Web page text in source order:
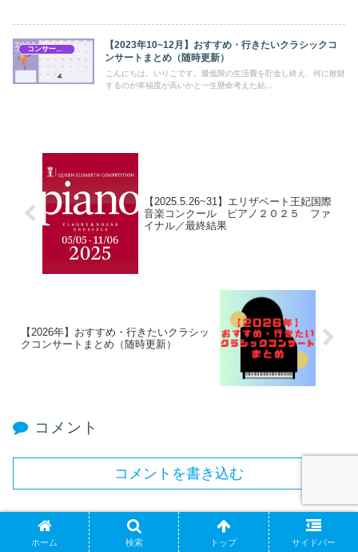
コンサートスケジュール
【2023年10~12月】おすすめ・行きたいクラシックコ
ンサートまとめ（随時更新）
こんにちは。いりこです。最低限の生活費を貯金し終え、何に散財
するのが幸福度が高いかと一生懸命考えた結...
【2025.5.26~31】エリザベート王妃国際
音楽コンクール ピアノ２０２５ ファ
イナル／最終結果
【2026年】おすすめ・行きたいクラシッ
クコンサートまとめ（随時更新）
コメント
コメントを書き込む
ホーム クラシック音楽 コンサートスケジュール
ホーム 検索 トップ サイドバー